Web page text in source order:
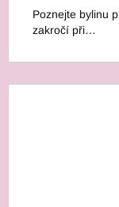
Poznejte bylinu
zakročí při…